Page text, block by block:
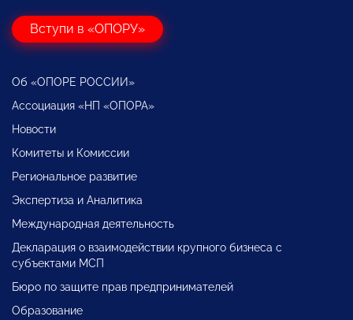
Вступи в «ОПОРУ»
Об «ОПОРЕ РОССИИ»
Ассоциация «НП «ОПОРА»
Новости
Комитеты и Комиссии
Региональное развитие
Экспертиза и Аналитика
Международная деятельность
Декларация о взаимодействии крупного бизнеса с
субъектами МСП
Бюро по защите прав предпринимателей
Образование